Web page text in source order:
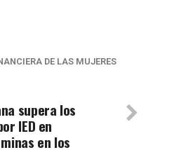
DE LAS MUJERES
supera los
IED en
en los